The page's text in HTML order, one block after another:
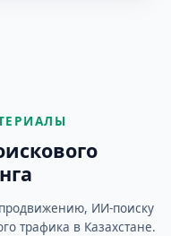
продвижению, ИИ-поиску
трафика в Казахстане.